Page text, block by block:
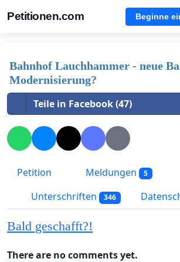
Petitionen.com Beginne
Bahnhof Lauchhammer - neue
Modernisierung?
Teile in Facebook (47)
Petition Meldungen 5
Unterschriften 346
Bald geschafft?!
There are no comments yet.